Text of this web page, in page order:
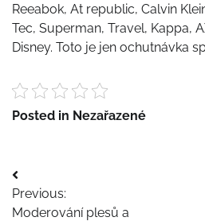
Reeabok, At republic, Calvin
Tec, Superman, Travel, Kappa,
Disney. Toto je jen ochutnávka
Posted in Nezařazené
Navigace
pro
Previous:
Moderování plesů a